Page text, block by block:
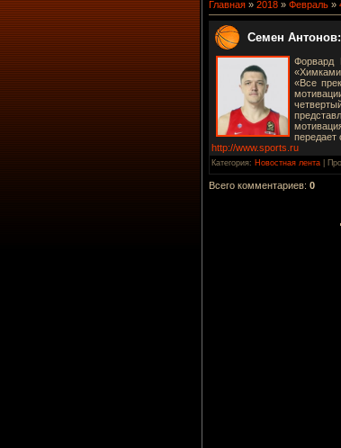
Главная » 2018 » Февраль »
Семен
Форвард
«Все
передает
http://www.sports.ru
Категория: Новостная лента
Всего комментариев: 0